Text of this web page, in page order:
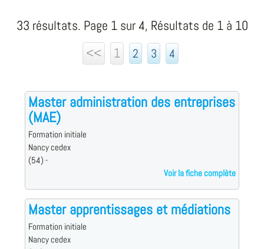
33 résultats. Page 1 sur 4, Résultats de 1 à 10
<<
1 2 3 4
Master administration des entreprises
(MAE)
Formation initiale
Nancy cedex
(54) -
Voir la fiche complète
Master apprentissages et médiations
Formation initiale
Nancy cedex